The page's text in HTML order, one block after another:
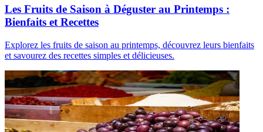
Les Fruits de Saison à Déguster au Printemps :
Bienfaits et Recettes
Explorez les fruits de saison au printemps, découvrez leurs bienfaits
et savourez des recettes simples et délicieuses.